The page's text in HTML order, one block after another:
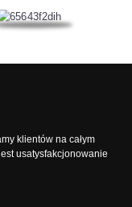
klientów na całym
usatysfakcjonowanie